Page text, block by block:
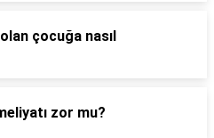
çocuğa nasıl
zor mu?